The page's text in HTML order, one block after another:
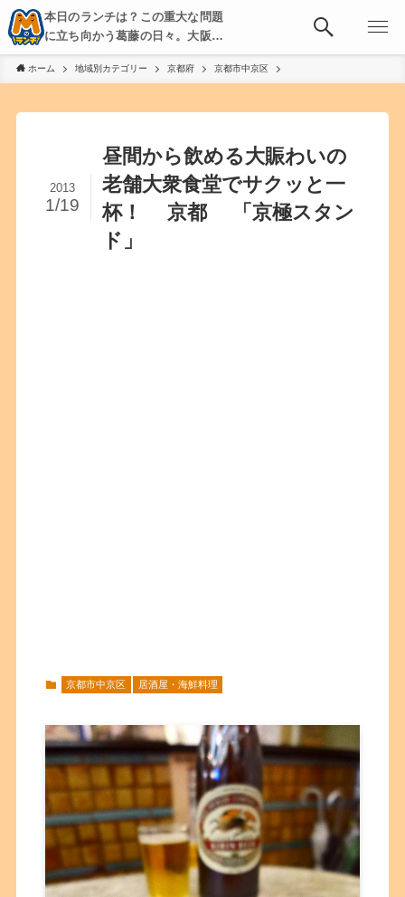
本日のランチは？この重大な問題
に立ち向かう葛藤の日々。大阪・
京都・神戸を中心とした食べ歩
き、飲み歩きを綴る。
ホーム 地域別カテゴリー 京都府 京都市中京区
昼間から飲める大賑わいの
老舗大衆食堂でサクッと一
杯！ 京都 「京極スタン
ド」
2013
1/19
京都市中京区 居酒屋・海鮮料理